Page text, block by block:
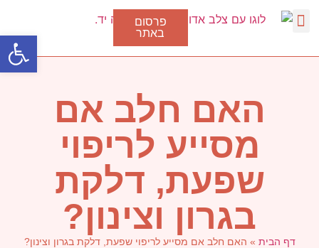
פתח
פרסום
באתר
האם חלב אם
מסייע לריפוי
שפעת, דלקת
בגרון וצינון?
דף הבית » האם חלב אם מסייע לריפוי שפעת, דלקת בגרון וצינון?